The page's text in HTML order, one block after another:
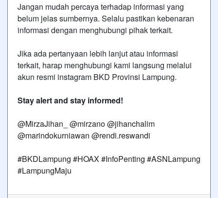
Jangan mudah percaya terhadap informasi yang
belum jelas sumbernya. Selalu pastikan kebenaran
informasi dengan menghubungi pihak terkait.
Jika ada pertanyaan lebih lanjut atau informasi
terkait, harap menghubungi kami langsung melalui
akun resmi instagram BKD Provinsi Lampung.
Stay alert and stay informed!
@MirzaJihan_ @mirzano@jihanchalim
@marindokurniawan @rendi.reswandi
#BKDLampung #HOAX #InfoPenting #ASNLampung
#LampungMaju